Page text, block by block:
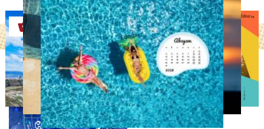
Оферти
АСТРОЛОГИЯ
Дневен хороскоп за 6
август, четвъртък